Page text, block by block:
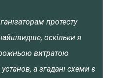
протесту
оскільки я
витратою
а згадані схеми є